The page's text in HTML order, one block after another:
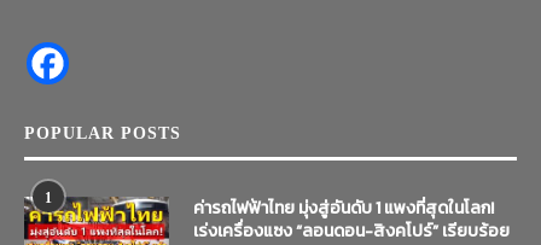
POPULAR POSTS
1
ค่ารถไฟฟ้าไทย มุ่งสู่อันดับ 1 แพงที่สุดในโลก!
เร่งเครื่องแซง “ลอนดอน-สิงคโปร์” เรียบร้อย